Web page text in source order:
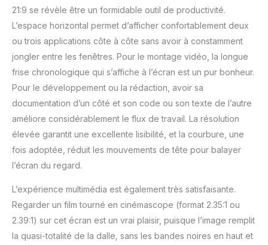
21:9 se révèle être un formidable outil de productivité.
L’espace horizontal permet d’afficher confortablement deux
ou trois applications côte à côte sans avoir à constamment
jongler entre les fenêtres. Pour le montage vidéo, la longue
frise chronologique qui s’affiche à l’écran est un pur bonheur.
Pour le développement ou la rédaction, avoir sa
documentation d’un côté et son code ou son texte de l’autre
améliore considérablement le flux de travail. La résolution
élevée garantit une excellente lisibilité, et la courbure, une
fois adoptée, réduit les mouvements de tête pour balayer
l’écran du regard.
L’expérience multimédia est également très satisfaisante.
Regarder un film tourné en cinémascope (format 2.35:1 ou
2.39:1) sur cet écran est un vrai plaisir, puisque l’image remplit
la quasi-totalité de la dalle, sans les bandes noires en haut et